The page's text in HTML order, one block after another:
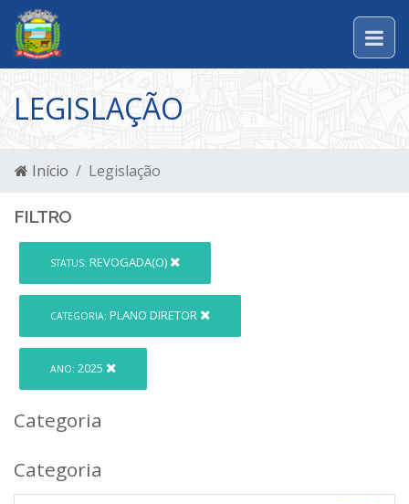
LEGISLAÇÃO
Início Legislação
FILTRO
STATUS: REVOGADA(O)
CATEGORIA: PLANO DIRETOR
ANO: 2025
Categoria
Categoria